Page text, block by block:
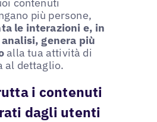
più persone,
le interazioni e, in
genera più
alla tua attività di
al dettaglio.
i contenuti
dagli utenti